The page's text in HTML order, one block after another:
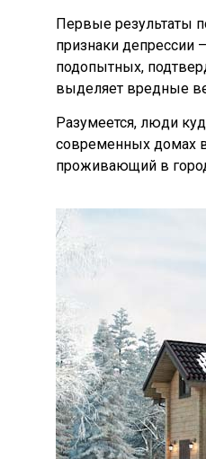
Первые результаты
признаки депрессии
подопытных,
выделяет вредные
Разумеется, люди
современных домах
проживающий в